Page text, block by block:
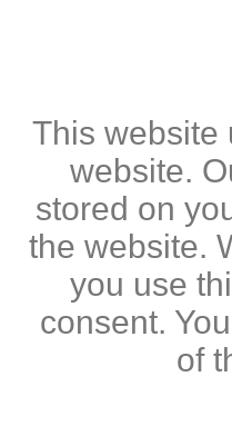
This website
website.
stored on
the website.
you use
consent.
of